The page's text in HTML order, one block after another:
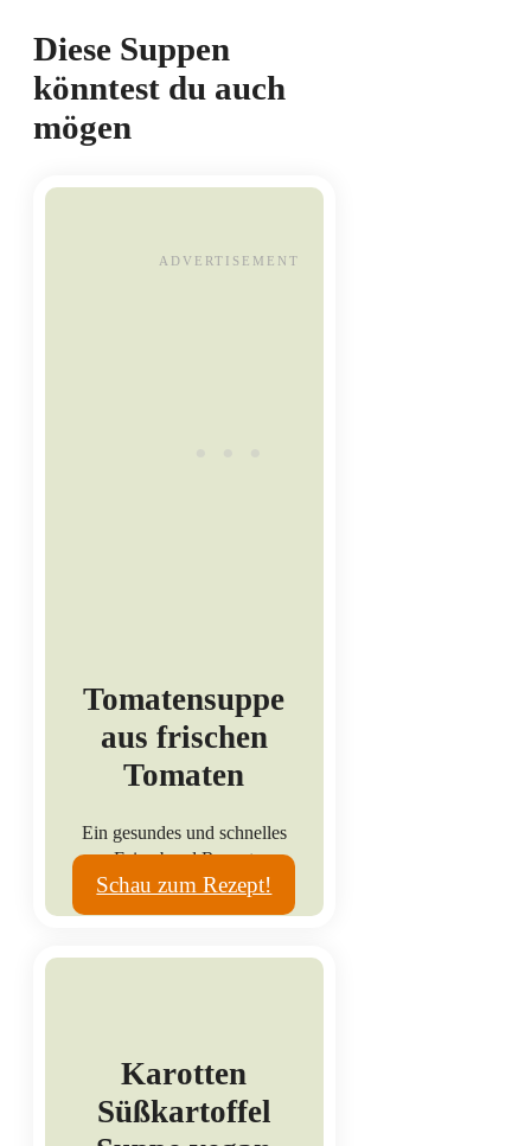
Diese Suppen
könntest du auch
mögen
Tomatensuppe
aus frischen
Tomaten
Ein gesundes und schnelles
Feierabend Rezept
Schau zum Rezept!
Karotten
Süßkartoffel